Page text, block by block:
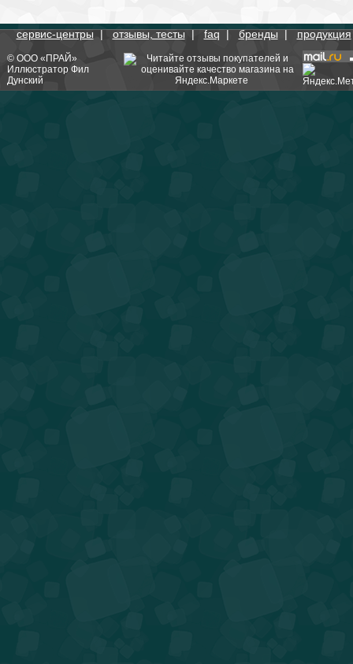
сервис-центры|отзывы, тесты|faq|бренды|продукция
© ООО «ПРАЙ»
Иллюстратор Фил
Дунский